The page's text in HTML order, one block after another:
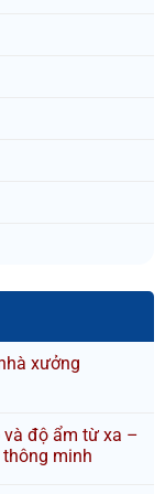
xưởng
và độ ẩm từ xa –
minh